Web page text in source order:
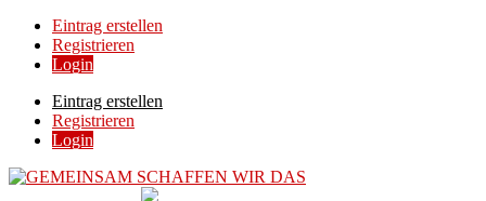
Eintrag erstellen
Registrieren
Login
Eintrag erstellen
Registrieren
Login